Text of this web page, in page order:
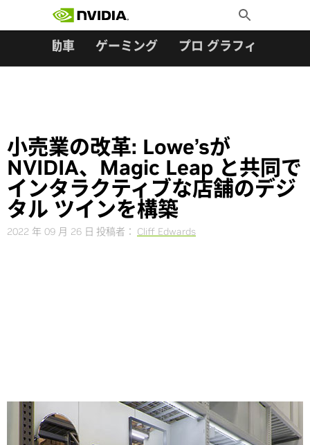
Toggle
Search
自動車 ゲーミング プロ グラフィックス
小売業の改革: Lowe’sが
NVIDIA、Magic Leap と共同で
インタラクティブな店舗のデジ
タル ツインを構築
2022 年 09 月 26 日 投稿者： Cliff Edwards
Share